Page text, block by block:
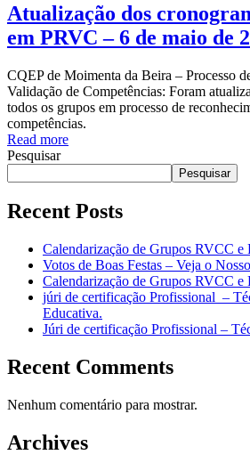
Atualização dos
em PRVC – 6 de maio de
CQEP de Moimenta da Beira – Processo
Validação de Competências: Foram
todos os grupos em processo de
competências.
Read more
Pesquisar
Pesquisar
Recent Posts
Calendarização de Grupos RVCC e
Votos de Boas Festas – Veja o
Calendarização de Grupos RVCC e
júri de certificação Profissional –
Educativa.
Júri de certificação Profissional –
Recent Comments
Nenhum comentário para mostrar.
Archives